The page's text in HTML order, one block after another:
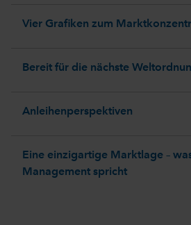
Vier Grafiken zum
Bereit für die nächste
Anleihenperspektiven
Eine einzigartige Marktlage –
Management spricht